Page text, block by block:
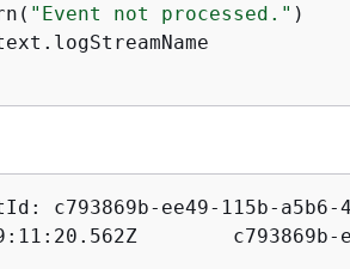
"Event not processed." )
c793869b-ee49-115b-a5b6-